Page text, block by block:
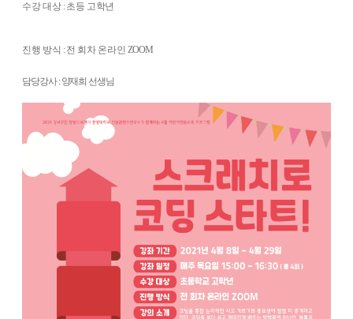
수강 대상 :초등 고학년
진행 방식 :전 회차 온라인ZOOM
담당강사 : 양재희 선생님